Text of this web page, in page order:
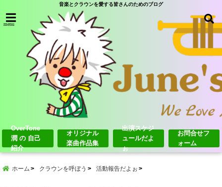
音楽とクラウンを愛する皆さんのためのブログ
menu
OverTone
潤 の 自己
紹介
オリジナル
楽曲作品集
出演スケジ
ュールだよ
ぉ
お問合せフ
ォーム
ホーム クラウンを呼ぼう 活動報告だよぉ